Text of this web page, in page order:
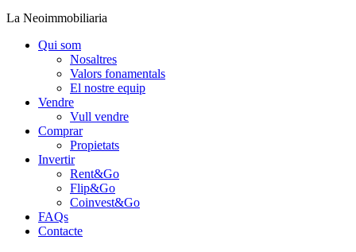
La Neoimmobiliaria
Qui som
Nosaltres
Valors fonamentals
El nostre equip
Vendre
Vull vendre
Comprar
Propietats
Invertir
Rent&Go
Flip&Go
Coinvest&Go
FAQs
Contacte